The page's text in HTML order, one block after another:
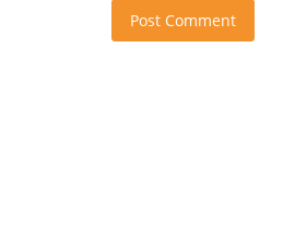
Post Comment